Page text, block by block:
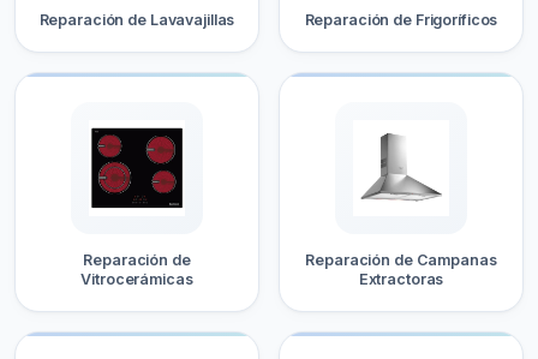
Reparación de Lavavajillas Reparación de Frigoríficos
Reparación de
Vitrocerámicas
Reparación de Campanas
Extractoras